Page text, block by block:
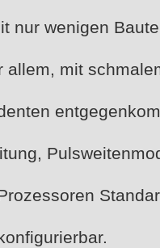
nur wenigen
allem, mit